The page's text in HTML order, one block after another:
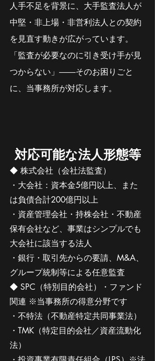
人手不足を背景に、大手監査法人が
中堅・非上場・非営利法人との契約
を見直す動きが広がっています。
「監査が必要なのに引き受け手が見
つからない」――そのお困りごと
に、当事務所が対応します。
対応可能な法人形態等
◆ 株式会社（会社法監査）
・大会社：資本金5億円以上、また
は負債合計200億円以上
・資産管理会社・持株会社・不動産
保有会社など、事業はシンプルでも
大会社に該当する法人
・銀行・取引先からの要請、M&A、
グループ統制等による任意監査
◆ SPC（特別目的会社）・ファンド
関連 ※当事務所の得意分野です
・不特法（不動産特定共同事業法）
・TMK（特定目的会社／資産流動化
法）